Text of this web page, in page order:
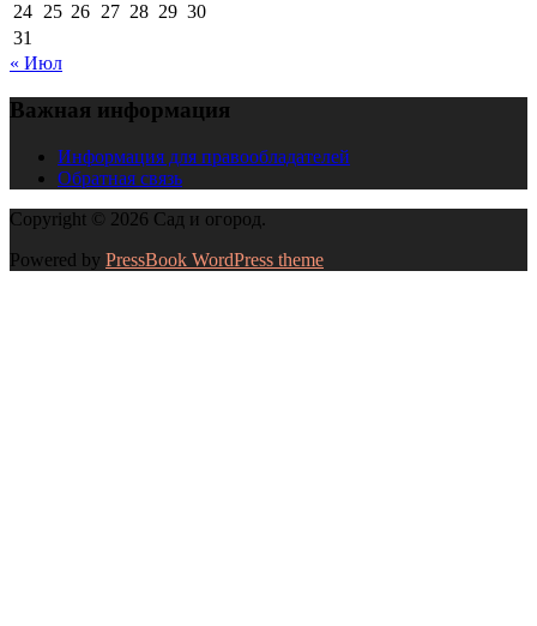
24 25 26 27 28 29 30
31
« Июл
Важная информация
Информация для правообладателей
Обратная связь
Copyright © 2026 Сад и огород.
Powered by PressBook WordPress theme